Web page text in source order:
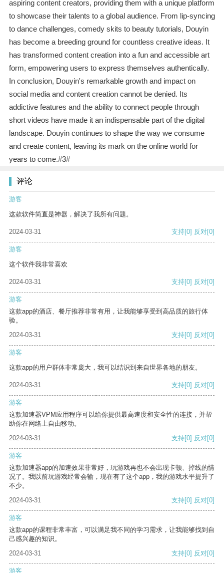
aspiring content creators, providing them with a unique platform
to showcase their talents to a global audience. From lip-syncing
to dance challenges, comedy skits to beauty tutorials, Douyin
has become a breeding ground for countless creative ideas. It
has transformed content creation into a fun and accessible art
form, empowering users to express themselves authentically.
In conclusion, Douyin's remarkable growth and impact on
social media and content creation cannot be denied. Its
addictive features and the ability to connect people through
short videos have made it an indispensable part of the digital
landscape. Douyin continues to shape the way we consume
and create content, leaving its mark on the online world for
years to come.#3#
评论
游客
这款软件简直是神器，解决了我所有问题。
2024-03-31 支持[0] 反对[0]
游客
这个软件我非常喜欢
2024-03-31 支持[0] 反对[0]
游客
这款app的酒店、餐厅推荐非常有用，让我能够享受到高品质的旅行体
验。
2024-03-31
支持[0] 反对[0]
游客
这款app的用户群体非常庞大，我可以结识到来自世界各地的朋友。
2024-03-31 支持[0] 反对[0]
游客
这款加速器VPM应用程序可以给你提供最高速度和安全性的连接，并帮
助你在网络上自由移动。
2024-03-31
支持[0] 反对[0]
游客
这款加速器app的加速效果非常好，玩游戏再也不会出现卡顿、掉线的情
况了。我以前玩游戏经常会输，现在有了这个app，我的游戏水平提升了
不少。
2024-03-31
支持[0] 反对[0]
游客
这款app的课程非常丰富，可以满足我不同的学习需求，让我能够找到自
己感兴趣的知识。
2024-03-31
支持[0] 反对[0]
游客